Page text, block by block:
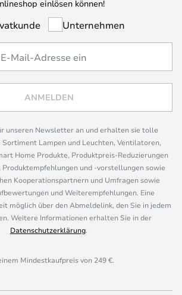
einlösen können!
Unternehmen
ANMELDEN
unseren Newsletter an und erhalten sie tolle
Sortiment Lampen und Leuchten, Ventilatoren,
Home Produkte, Produktpreis-Reduzierungen
und -vorstellungen sowie
Kooperationspartnern und Umfragen sowie
und Weiterempfehlungen. Eine
möglich über den Abmeldelink, den Sie in jedem
Weitere Informationen erhalten Sie in der
Datenschutzerklärung.
Mindestkaufpreis von 249 €.